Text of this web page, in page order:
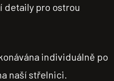
detaily pro ostrou
individuálně po
naší střelnici.